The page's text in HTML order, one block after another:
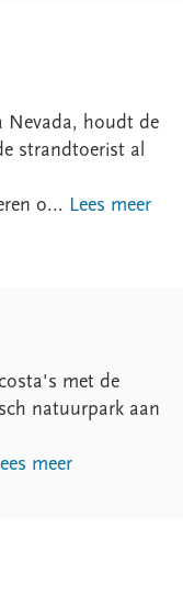
Nevada, houdt de
strandtoerist al
o... Lees meer
met de
natuurpark aan
meer